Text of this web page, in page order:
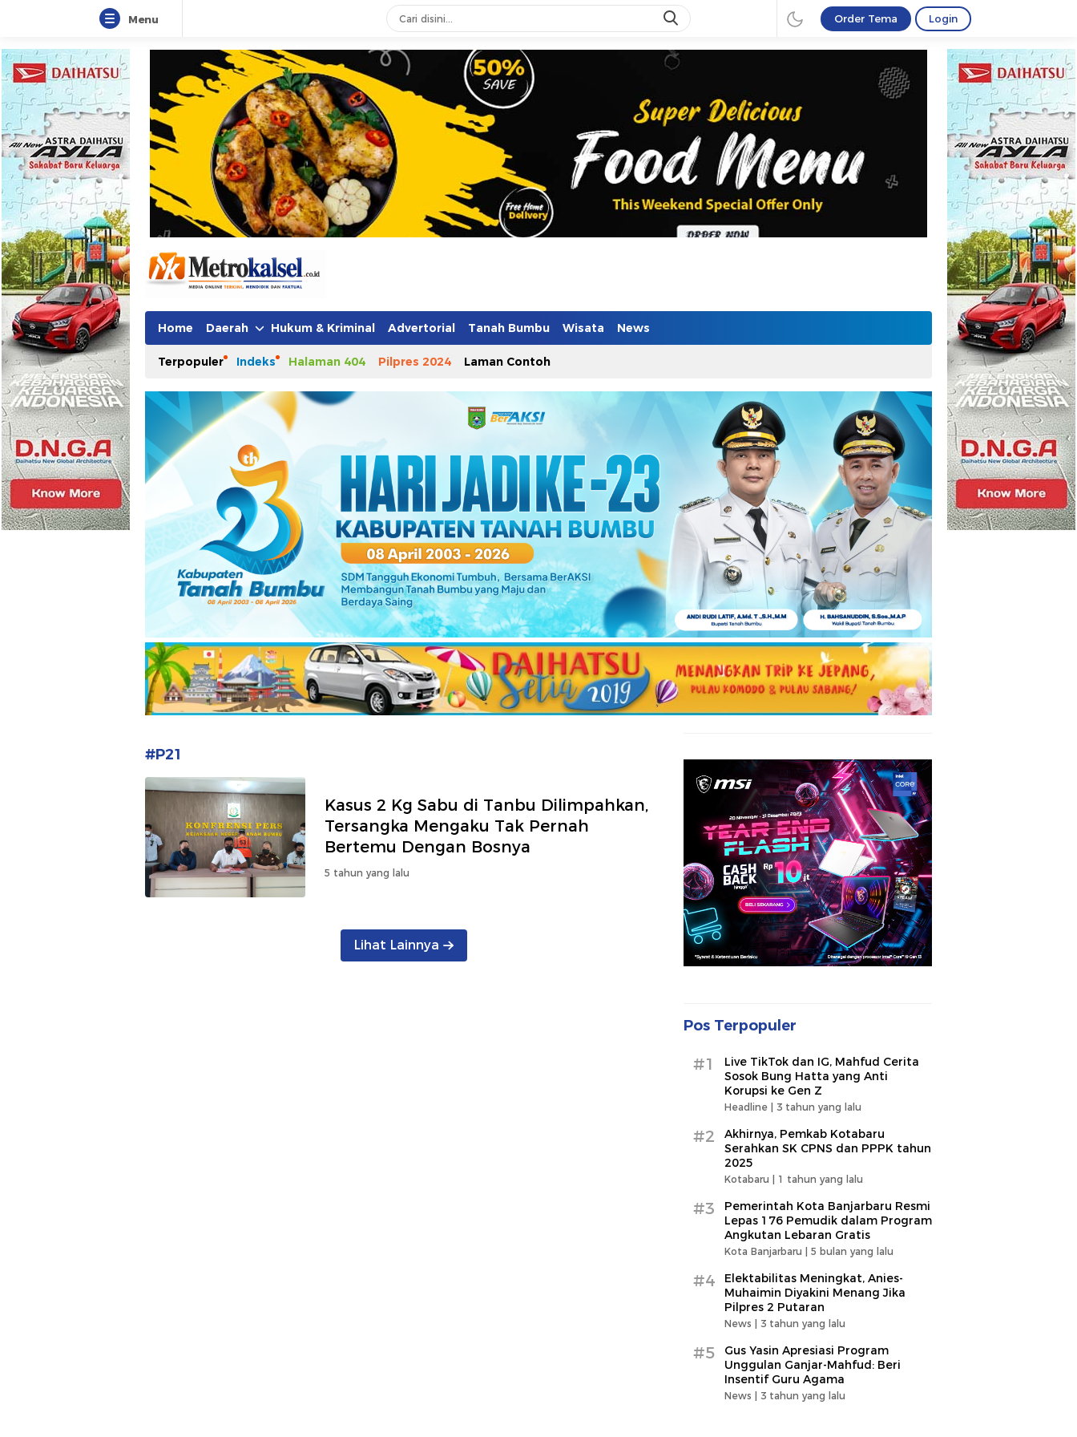
Menu Order Tema Login
Metro Kalsel
Media Online Terkini, Faktual dan Mendidik
Home Daerah Hukum & Kriminal Advertorial Tanah Bumbu Wisata News
Terpopuler Indeks Halaman 404 Pilpres 2024 Laman Contoh
#P21
Kasus 2 Kg Sabu di Tanbu Dilimpahkan,
Tersangka Mengaku Tak Pernah
Bertemu Dengan Bosnya
5 tahun yang lalu
Lihat Lainnya
Pos Terpopuler
#1
Live TikTok dan IG, Mahfud Cerita
Sosok Bung Hatta yang Anti
Korupsi ke Gen Z
Headline | 3 tahun yang lalu
#2
Akhirnya, Pemkab Kotabaru
Serahkan SK CPNS dan PPPK tahun
2025
Kotabaru | 1 tahun yang lalu
#3
Pemerintah Kota Banjarbaru Resmi
Lepas 176 Pemudik dalam Program
Angkutan Lebaran Gratis
Kota Banjarbaru | 5 bulan yang lalu
#4
Elektabilitas Meningkat, Anies-
Muhaimin Diyakini Menang Jika
Pilpres 2 Putaran
News | 3 tahun yang lalu
#5
Gus Yasin Apresiasi Program
Unggulan Ganjar-Mahfud: Beri
Insentif Guru Agama
News | 3 tahun yang lalu